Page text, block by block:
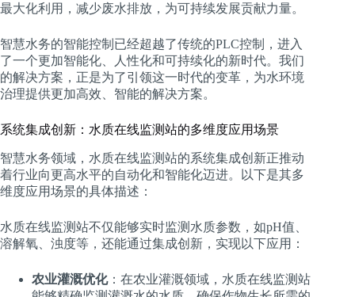
最大化利用，减少废水排放，为可持续发展贡献力量。
智慧水务的智能控制已经超越了传统的PLC控制，进入
了一个更加智能化、人性化和可持续化的新时代。我们
的解决方案，正是为了引领这一时代的变革，为水环境
治理提供更加高效、智能的解决方案。
系统集成创新：水质在线监测站的多维度应用场景
智慧水务领域，水质在线监测站的系统集成创新正推动
着行业向更高水平的自动化和智能化迈进。以下是其多
维度应用场景的具体描述：
水质在线监测站不仅能够实时监测水质参数，如pH值、
溶解氧、浊度等，还能通过集成创新，实现以下应用：
农业灌溉优化：在农业灌溉领域，水质在线监测站